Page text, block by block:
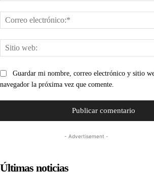
Guardar mi nombre, correo electrónico y sitio
navegador la próxima vez que comente.
- Advertisement -
Últimas noticias